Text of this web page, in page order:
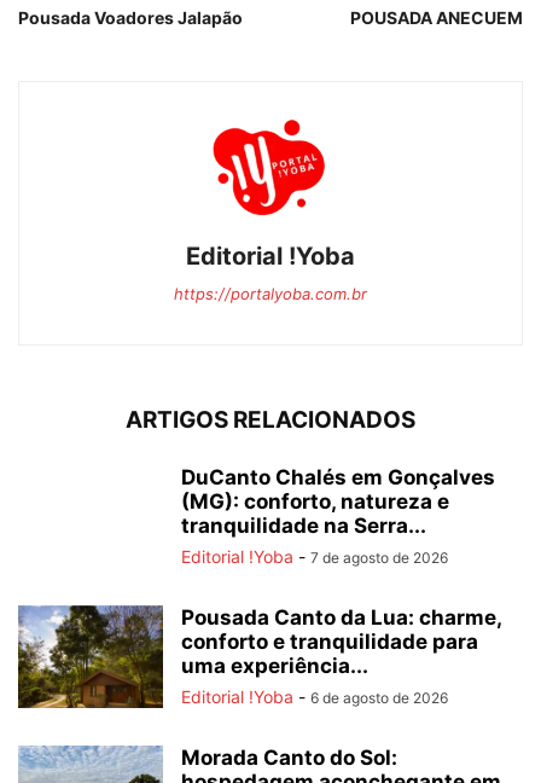
Pousada Voadores Jalapão POUSADA ANECUEM
Editorial !Yoba
https://portalyoba.com.br
ARTIGOS RELACIONADOS
DuCanto Chalés em Gonçalves
(MG): conforto, natureza e
tranquilidade na Serra...
Editorial !Yoba - 7 de agosto de 2026
Pousada Canto da Lua: charme,
conforto e tranquilidade para
uma experiência...
Editorial !Yoba - 6 de agosto de 2026
Morada Canto do Sol: